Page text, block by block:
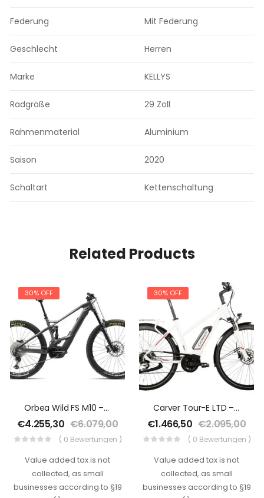
Federung Mit Federung
Geschlecht Herren
Marke KELLYS
Radgröße 29 Zoll
Rahmenmaterial Aluminium
Saison 2020
Schaltart Kettenschaltung
Related Products
30% OFF
Orbea Wild FS M10 – 625 Wh – 2021 – 29 Zoll – Fully
€4.255,30 €6.079,00
( 0 Bewertungen )
Value added tax is not
collected, as small
businesses according to §19
30% OFF
Carver Tour-E LTD – 400 Wh – 2021 – 28 Zoll – Damen Sport
€1.466,50 €2.095,00
( 0 Bewertungen )
Value added tax is not
collected, as small
businesses according to §19